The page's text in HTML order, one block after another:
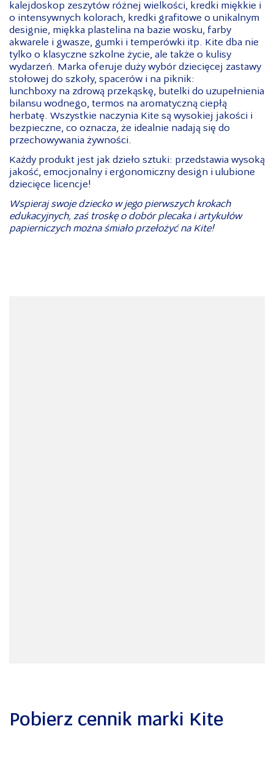
kalejdoskop zeszytów różnej wielkości, kredki miękkie i
o intensywnych kolorach, kredki grafitowe o unikalnym
designie, miękka plastelina na bazie wosku, farby
akwarele i gwasze, gumki i temperówki itp. Kite dba nie
tylko o klasyczne szkolne życie, ale także o kulisy
wydarzeń. Marka oferuje duży wybór dziecięcej zastawy
stołowej do szkoły, spacerów i na piknik:
lunchboxy na zdrową przekąskę, butelki do uzupełnienia
bilansu wodnego, termos na aromatyczną ciepłą
herbatę. Wszystkie naczynia Kite są wysokiej jakości i
bezpieczne, co oznacza, że idealnie nadają się do
przechowywania żywności.
Każdy produkt jest jak dzieło sztuki: przedstawia wysoką
jakość, emocjonalny i ergonomiczny design i ulubione
dziecięce licencje!
Wspieraj swoje dziecko w jego pierwszych krokach
edukacyjnych, zaś troskę o dobór plecaka i artykułów
papierniczych można śmiało przełożyć na Kite!
Pobierz cennik marki Kite